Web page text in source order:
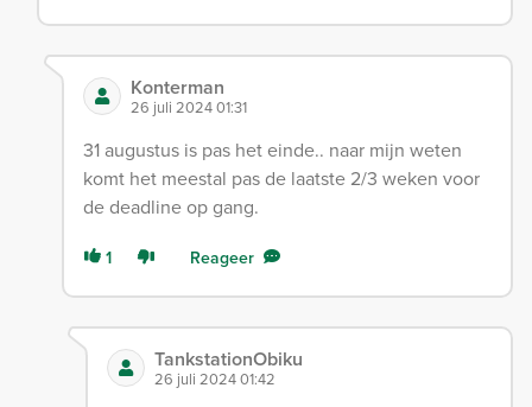
Konterman
26 juli 2024 01:31
31 augustus is pas het einde.. naar mijn weten
komt het meestal pas de laatste 2/3 weken voor
de deadline op gang.
1 Reageer
TankstationObiku
26 juli 2024 01:42